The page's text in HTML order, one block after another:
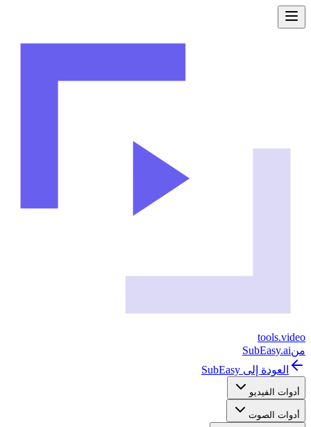
tools.video
منSubEasy.ai
العودة إلى SubEasy
أدوات الفيديو
أدوات الصوت